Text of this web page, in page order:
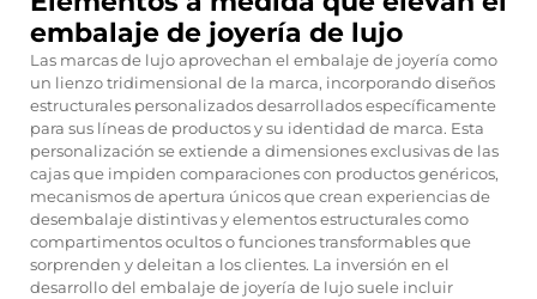
embalaje de joyería de lujo
Las marcas de lujo aprovechan el embalaje de joyería como
un lienzo tridimensional de la marca, incorporando diseños
estructurales personalizados desarrollados específicamente
para sus líneas de productos y su identidad de marca. Esta
personalización se extiende a dimensiones exclusivas de las
cajas que impiden comparaciones con productos genéricos,
mecanismos de apertura únicos que crean experiencias de
desembalaje distintivas y elementos estructurales como
compartimentos ocultos o funciones transformables que
sorprenden y deleitan a los clientes. La inversión en el
desarrollo del embalaje de joyería de lujo suele incluir